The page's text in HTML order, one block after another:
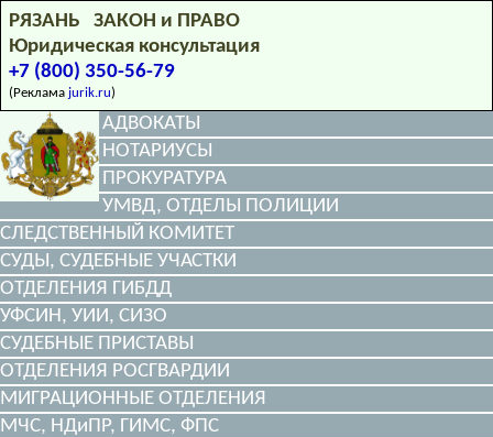
РЯЗАНЬ ЗАКОН и ПРАВО
Юридическая консультация
+7 (800) 350-56-79
(Реклама jurik.ru)
АДВОКАТЫ
НОТАРИУСЫ
ПРОКУРАТУРА
УМВД, ОТДЕЛЫ ПОЛИЦИИ
СЛЕДСТВЕННЫЙ КОМИТЕТ
СУДЫ, СУДЕБНЫЕ УЧАСТКИ
ОТДЕЛЕНИЯ ГИБДД
УФСИН, УИИ, СИЗО
СУДЕБНЫЕ ПРИСТАВЫ
ОТДЕЛЕНИЯ РОСГВАРДИИ
МИГРАЦИОННЫЕ ОТДЕЛЕНИЯ
МЧС, НДиПР, ГИМС, ФПС